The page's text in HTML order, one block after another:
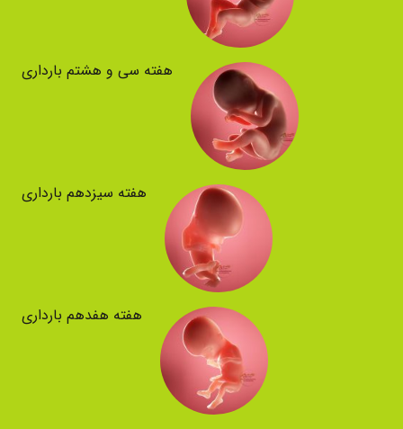
هفته سی و هشتم بارداری
هفته سیزدهم بارداری
هفته هفدهم بارداری